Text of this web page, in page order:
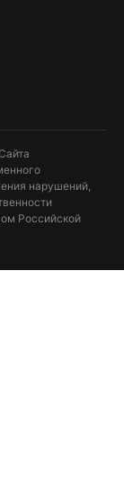
нарушений,
Российской